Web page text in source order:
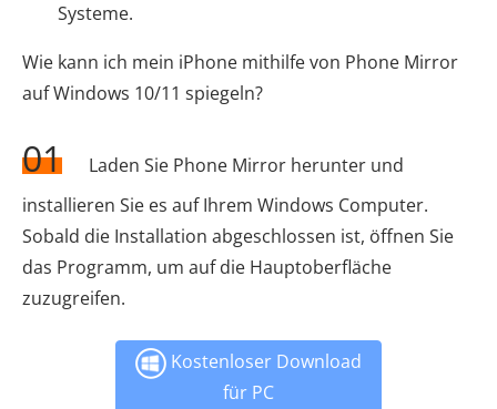
Systeme.
Wie kann ich mein iPhone mithilfe von Phone Mirror
auf Windows 10/11 spiegeln?
01
Laden Sie Phone Mirror herunter und
installieren Sie es auf Ihrem Windows Computer.
Sobald die Installation abgeschlossen ist, öffnen Sie
das Programm, um auf die Hauptoberfläche
zuzugreifen.
Kostenloser Download
für PC